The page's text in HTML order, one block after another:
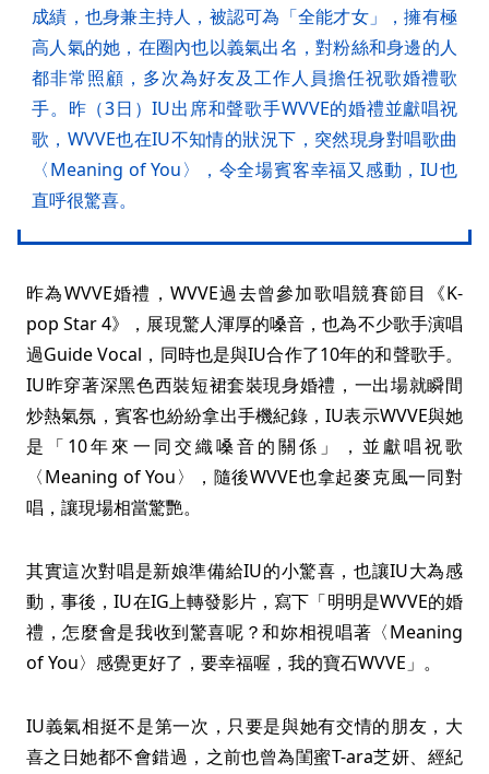
成績，也身兼主持人，被認可為「全能才女」，擁有極
高人氣的她，在圈內也以義氣出名，對粉絲和身邊的人
都非常照顧，多次為好友及工作人員擔任祝歌婚禮歌
手。昨（3日）IU出席和聲歌手WVVE的婚禮並獻唱祝
歌，WVVE也在IU不知情的狀況下，突然現身對唱歌曲
〈Meaning of You〉，令全場賓客幸福又感動，IU也
直呼很驚喜。
昨為WVVE婚禮，WVVE過去曾參加歌唱競賽節目《K-
pop Star 4》，展現驚人渾厚的嗓音，也為不少歌手演唱
過Guide Vocal，同時也是與IU合作了10年的和聲歌手。
IU昨穿著深黑色西裝短裙套裝現身婚禮，一出場就瞬間
炒熱氣氛，賓客也紛紛拿出手機紀錄，IU表示WVVE與她
是「10年來一同交織嗓音的關係」，並獻唱祝歌
〈Meaning of You〉，隨後WVVE也拿起麥克風一同對
唱，讓現場相當驚艷。
其實這次對唱是新娘準備給IU的小驚喜，也讓IU大為感
動，事後，IU在IG上轉發影片，寫下「明明是WVVE的婚
禮，怎麼會是我收到驚喜呢？和妳相視唱著〈Meaning
of You〉感覺更好了，要幸福喔，我的寶石WVVE」。
IU義氣相挺不是第一次，只要是與她有交情的朋友，大
喜之日她都不會錯過，之前也曾為閨蜜T-ara芝妍、經紀